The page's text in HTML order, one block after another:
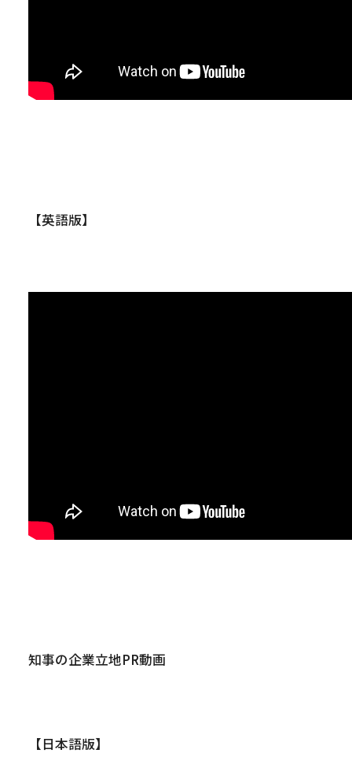
【英語版】
知事の企業立地PR動画
【日本語版】